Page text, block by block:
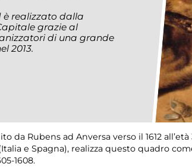
è realizzato dalla
grazie al
di una grande
2013.
da Rubens ad Anversa verso il 1612
e Spagna), realizza questo quadro
1608.